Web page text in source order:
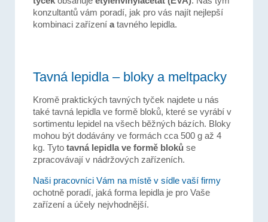
konzultantů vám poradí, jak pro vás najít nejlepší
kombinaci zařízení atavného lepidla.
Tavná lepidla – bloky a meltpacky
Kromě praktických tavných tyček najdete u nás
také tavná lepidla ve formě bloků, které se vyrábí v
sortimentu lepidel na všech běžných bázích. Bloky
mohou být dodávány ve formách cca 500 g až 4
kg. Tyto tavná lepidlave formě bloků se
zpracovávají v nádržových zařízeních.
Naši pracovníci Vám na místě v sídle vaší firmy
ochotně poradí, jaká forma lepidla je pro Vaše
zařízení a účely nejvhodnější.